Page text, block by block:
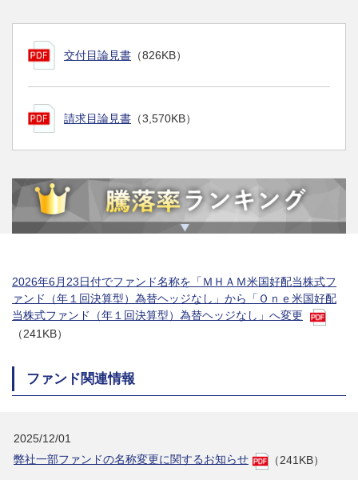
交付目論見書 （826KB）
請求目論見書 （3,570KB）
2026年6月23日付でファンド名称を「ＭＨＡＭ米国好配当株式フ
ァンド（年１回決算型）為替ヘッジなし」から「Ｏｎｅ米国好配
当株式ファンド（年１回決算型）為替ヘッジなし」へ変更
（241KB）
ファンド関連情報
2025/12/01
弊社一部ファンドの名称変更に関するお知らせ
（241KB）